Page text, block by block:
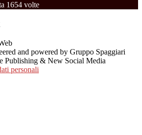
1654 volte
and powered by Gruppo Spaggiari
Publishing & New Social Media
personali